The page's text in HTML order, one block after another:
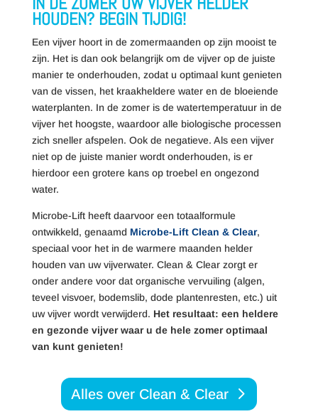
HOUDEN? BEGIN TIJDIG!
Een vijver hoort in de zomermaanden op zijn mooist te
zijn. Het is dan ook belangrijk om de vijver op de juiste
manier te onderhouden, zodat u optimaal kunt genieten
van de vissen, het kraakheldere water en de bloeiende
waterplanten. In de zomer is de watertemperatuur in de
vijver het hoogste, waardoor alle biologische processen
zich sneller afspelen. Ook de negatieve. Als een vijver
niet op de juiste manier wordt onderhouden, is er
hierdoor een grotere kans op troebel en ongezond
water.
Microbe-Lift heeft daarvoor een totaalformule
ontwikkeld, genaamd Microbe-Lift Clean & Clear,
speciaal voor het in de warmere maanden helder
houden van uw vijverwater. Clean & Clear zorgt er
onder andere voor dat organische vervuiling (algen,
teveel visvoer, bodemslib, dode plantenresten, etc.) uit
uw vijver wordt verwijderd. Het resultaat: een heldere
en gezonde vijver waar u de hele zomer optimaal
van kunt genieten!
Alles over Clean & Clear